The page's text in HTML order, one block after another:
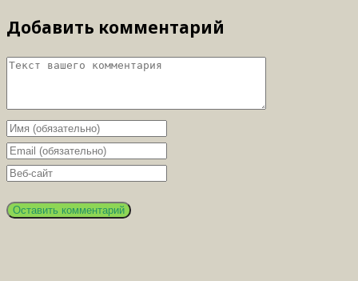
Добавить комментарий